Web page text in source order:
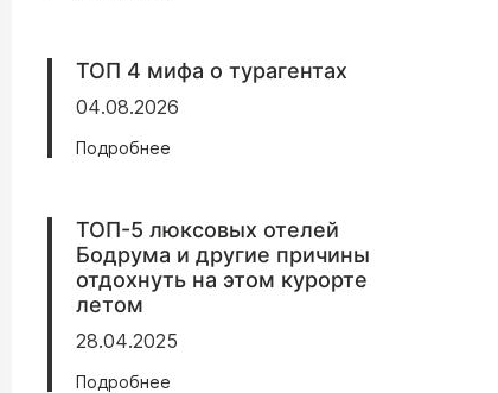
ТОП 4 мифа о турагентах
04.08.2026
Подробнее
ТОП-5 люксовых отелей
Бодрума и другие причины
отдохнуть на этом курорте
летом
28.04.2025
Подробнее